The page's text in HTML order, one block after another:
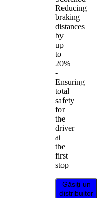
Reducing
braking
distances
by
up
to
20%
-
Ensuring
total
safety
for
the
driver
at
the
first
stop
Găsiți un
distribuitor